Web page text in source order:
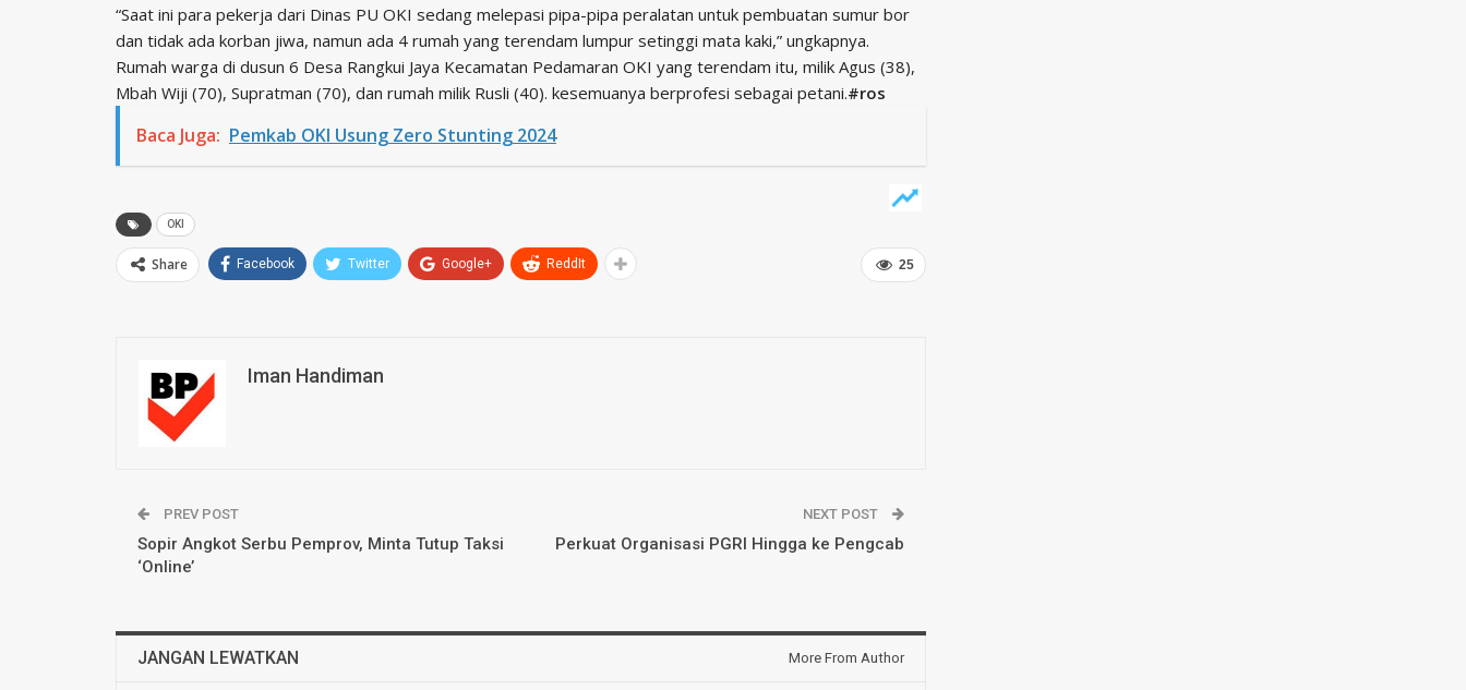
“Saat ini para pekerja dari Dinas PU OKI sedang melepasi pipa-pipa peralatan untuk pembuatan sumur bor
dan tidak ada korban jiwa, namun ada 4 rumah yang terendam lumpur setinggi mata kaki,” ungkapnya.
Rumah warga di dusun 6 Desa Rangkui Jaya Kecamatan Pedamaran OKI yang terendam itu, milik Agus (38),
Mbah Wiji (70), Supratman (70), dan rumah milik Rusli (40). kesemuanya berprofesi sebagai petani.#ros
Baca Juga: Pemkab OKI Usung Zero Stunting 2024
OKI
25
Share Facebook Twitter Google+ ReddIt
Iman Handiman
PREV POST
Sopir Angkot Serbu Pemprov, Minta Tutup Taksi
‘Online’
NEXT POST
Perkuat Organisasi PGRI Hingga ke Pengcab
JANGAN LEWATKAN More From Author